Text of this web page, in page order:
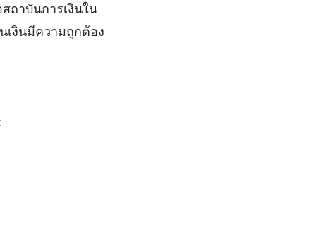
ถาบันการเงินใน
เงินมีความถูกต้อง